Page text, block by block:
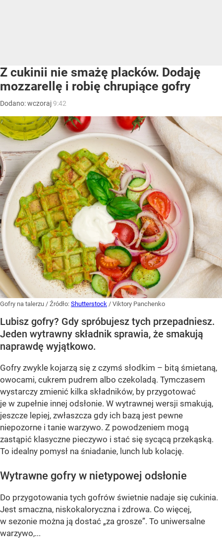
Z cukinii nie smażę placków. Dodaję
mozzarellę i robię chrupiące gofry
Dodano:wczoraj9:42
Gofry na talerzu / Źródło: Shutterstock / Viktory Panchenko
Lubisz gofry? Gdy spróbujesz tych przepadniesz.
Jeden wytrawny składnik sprawia, że smakują
naprawdę wyjątkowo.
Gofry zwykle kojarzą się z czymś słodkim – bitą śmietaną,
owocami, cukrem pudrem albo czekoladą. Tymczasem
wystarczy zmienić kilka składników, by przygotować
je w zupełnie innej odsłonie. W wytrawnej wersji smakują,
jeszcze lepiej, zwłaszcza gdy ich bazą jest pewne
niepozorne i tanie warzywo. Z powodzeniem mogą
zastąpić klasyczne pieczywo i stać się sycącą przekąską.
To idealny pomysł na śniadanie, lunch lub kolację.
Wytrawne gofry w nietypowej odsłonie
Do przygotowania tych gofrów świetnie nadaje się cukinia.
Jest smaczna, niskokaloryczna i zdrowa. Co więcej,
w sezonie można ją dostać „za grosze”. To uniwersalne
warzywo,...